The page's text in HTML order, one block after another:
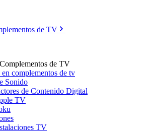
de TV
Complementos de TV
complementos de tv
Sonido
de Contenido Digital
TV
TV